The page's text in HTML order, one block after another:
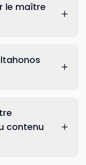
le maître
contenu